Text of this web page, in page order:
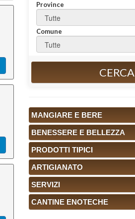
Province
Comune
CERCA
MANGIARE E BERE
BENESSERE E BELLEZZA
PRODOTTI TIPICI
ARTIGIANATO
SERVIZI
CANTINE ENOTECHE